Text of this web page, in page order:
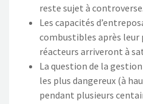
reste sujet à controverse.
Les capacités
combustibles après leur
réacteurs arriveront à
La question de la
les plus dangereux (à
pendant plusieurs